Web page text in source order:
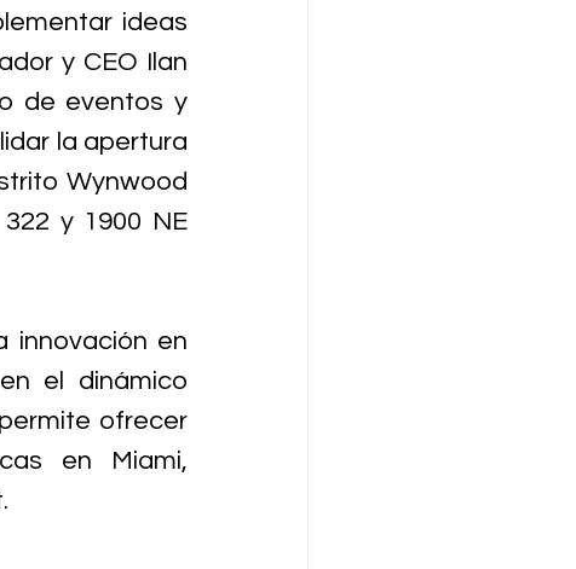
ideas
y CEO Ilan
de eventos y
la apertura
Wynwood
y 1900 NE
innovación en
el dinámico
ofrecer
en Miami,